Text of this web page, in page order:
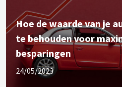
Hoe de waarde van je
te behouden voor
besparingen
24/05/2023